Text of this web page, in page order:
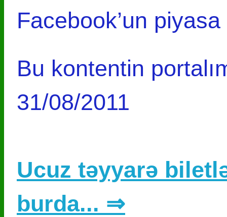
Facebook’un
Bu kontentin
31/08/2011
Ucuz təyyarə
burda... ⇒